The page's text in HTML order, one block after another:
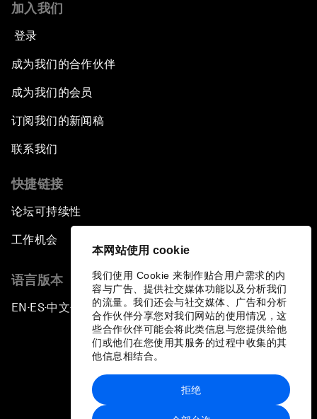
本网站使用 cookie
我们使用 Cookie 来制作贴合用户需求的内
容与广告、提供社交媒体功能以及分析我们
的流量。我们还会与社交媒体、广告和分析
合作伙伴分享您对我们网站的使用情况，这
些合作伙伴可能会将此类信息与您提供给他
们或他们在您使用其服务的过程中收集的其
他信息相结合。
拒绝
加入我们
登录
成为我们的合作伙伴
成为我们的会员
订阅我们的新闻稿
联系我们
快捷链接
论坛可持续性
工作机会
语言版本
EN ▪ES▪中文▪ 日本語